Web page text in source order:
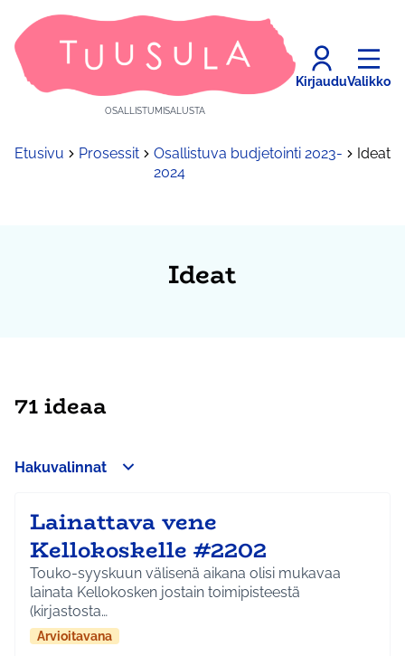
OSALLISTUMISALUSTA
KirjauduValikko
Etusivu Prosessit
Osallistuva budjetointi 2023-
2024
Ideat
Ideat
71 ideaa
Hakuvalinnat
Lainattava vene
Kellokoskelle #2202
Touko-syyskuun välisenä aikana olisi mukavaa
lainata Kellokosken jostain toimipisteestä
(kirjastosta…
Arvioitavana